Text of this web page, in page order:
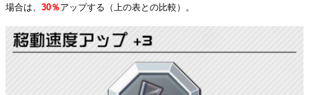
場合は、 30％アップする（上の表との比較）。